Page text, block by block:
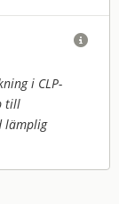
i CLP-
till
lämplig
